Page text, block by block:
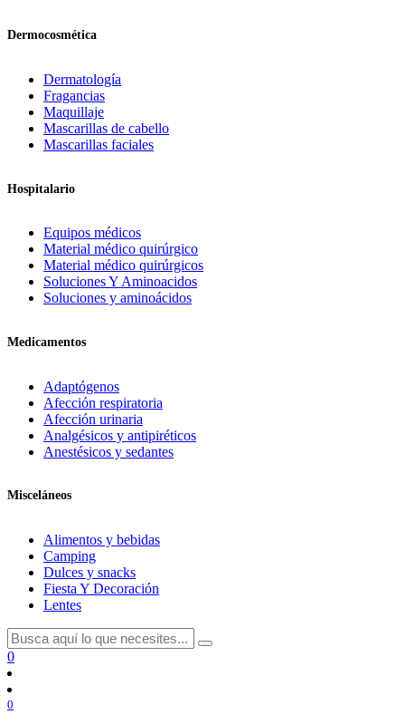
Dermocosmética
Dermatología
Fragancias
Maquillaje
Mascarillas de cabello
Mascarillas faciales
Hospitalario
Equipos médicos
Material médico quirúrgico
Material médico quirúrgicos
Soluciones Y Aminoacidos
Soluciones y aminoácidos
Medicamentos
Adaptógenos
Afección respiratoria
Afección urinaria
Analgésicos y antipiréticos
Anestésicos y sedantes
Misceláneos
Alimentos y bebidas
Camping
Dulces y snacks
Fiesta Y Decoración
Lentes
0
0